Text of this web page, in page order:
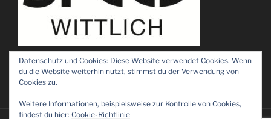
Datenschutz und Cookies: Diese Website verwendet Cookies. Wenn
du die Website weiterhin nutzt, stimmst du der Verwendung von
Cookies zu.
Weitere Informationen, beispielsweise zur Kontrolle von Cookies,
findest du hier: Cookie-Richtlinie